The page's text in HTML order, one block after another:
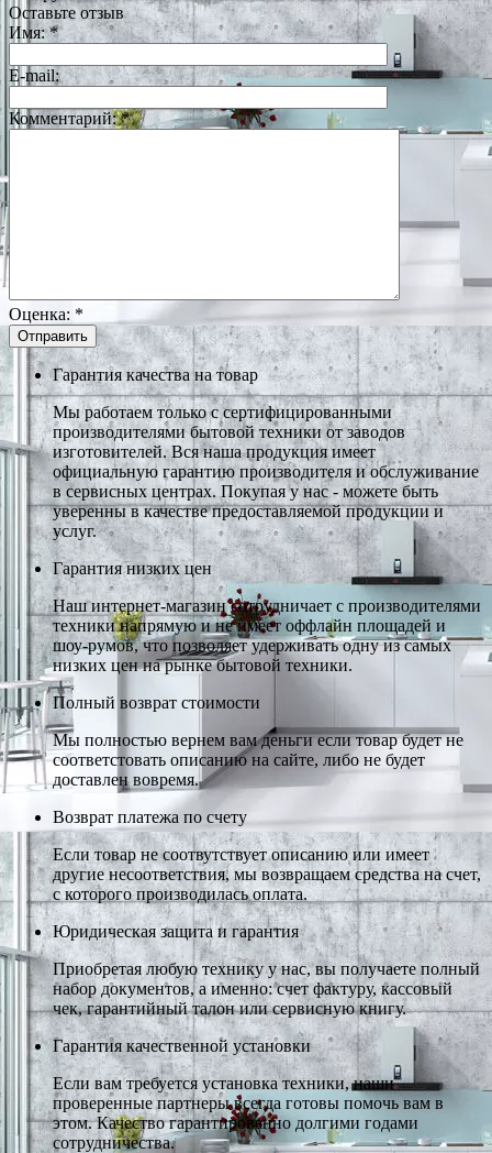
Оставьте отзыв
Имя:*
E-mail:
Комментарий:*
Оценка: *
Гарантия качества на товар
Мы работаем только с сертифицированными
производителями бытовой техники от заводов
изготовителей. Вся наша продукция имеет
официальную гарантию производителя и обслуживание
в сервисных центрах. Покупая у нас - можете быть
уверенны в качестве предоставляемой продукции и
услуг.
Гарантия низких цен
Наш интернет-магазин сотрудничает с производителями
техники напрямую и не имеет оффлайн площадей и
шоу-румов, что позволяет удерживать одну из самых
низких цен на рынке бытовой техники.
Полный возврат стоимости
Мы полностью вернем вам деньги если товар будет не
соответстовать описанию на сайте, либо не будет
доставлен вовремя.
Возврат платежа по счету
Если товар не соотвутствует описанию или имеет
другие несоответствия, мы возвращаем средства на счет,
с которого производилась оплата.
Юридическая защита и гарантия
Приобретая любую технику у нас, вы получаете полный
набор документов, а именно: счет фактуру, кассовый
чек, гарантийный талон или сервисную книгу.
Гарантия качественной установки
Если вам требуется установка техники, наши
проверенные партнеры всегда готовы помочь вам в
этом. Качество гарантированно долгими годами
сотрудничества.